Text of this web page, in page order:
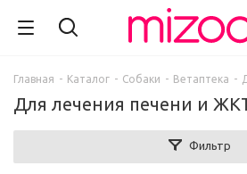
Главная - Каталог - Собаки - Ветаптека -
Для лечения печени и
Фильтр